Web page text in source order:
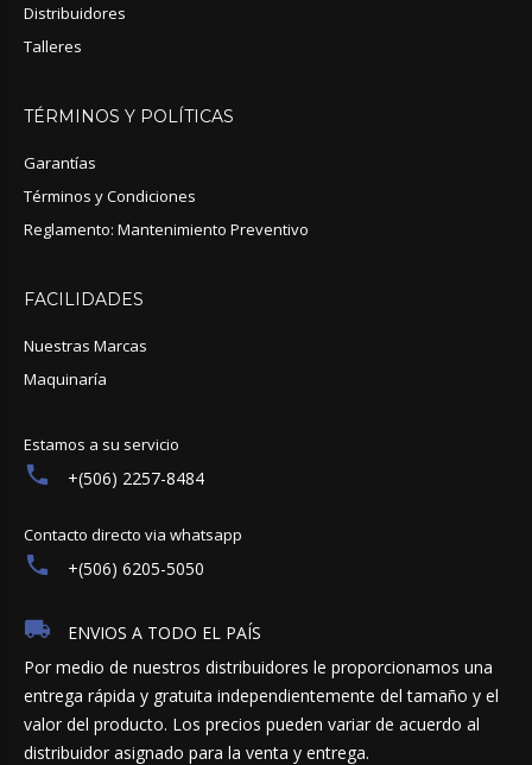
Distribuidores
Talleres
TÉRMINOS Y POLÍTICAS
Garantías
Términos y Condiciones
Reglamento: Mantenimiento Preventivo
FACILIDADES
Nuestras Marcas
Maquinaría
Estamos a su servicio
+(506) 2257-8484
Contacto directo via whatsapp
+(506) 6205-5050
ENVIOS A TODO EL PAÍS
Por medio de nuestros distribuidores le proporcionamos una
entrega rápida y gratuita independientemente del tamaño y el
valor del producto. Los precios pueden variar de acuerdo al
distribuidor asignado para la venta y entrega.